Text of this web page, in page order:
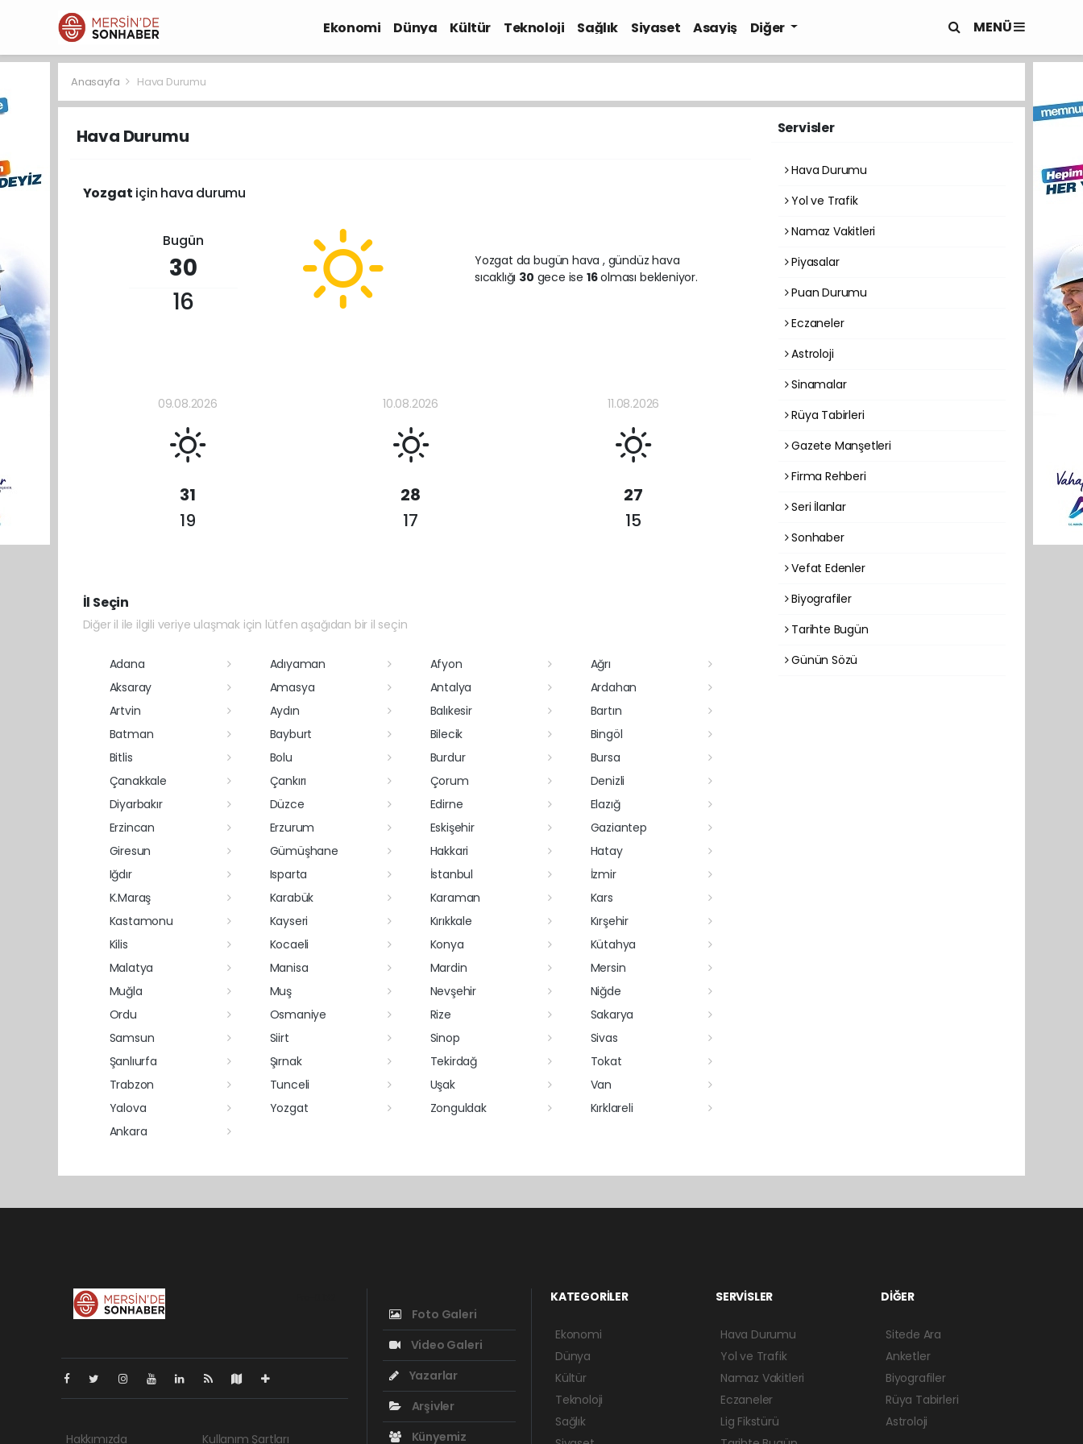
Ekonomi Dünya Kültür Teknoloji Sağlık Siyaset Asayiş Diğer MENÜ
Anasayfa Hava Durumu
Hava Durumu
Yozgat için hava durumu
Bugün
30
16
Yozgat da bugün hava , gündüz hava
sıcaklığı 30 gece ise 16olması bekleniyor.
09.08.2026
31
19
10.08.2026
28
17
11.08.2026
27
15
İl Seçin
Diğer il ile ilgili veriye ulaşmak için lütfen aşağıdan bir il seçin
Adana Adıyaman Afyon
Ağrı
Aksaray
Amasya Antalya
Ardahan
Artvin
Aydın Balıkesir
Bartın
Batman
Bayburt Bilecik
Bingöl
Bitlis
Bolu Burdur
Bursa
Çanakkale
Çankırı Çorum
Denizli
Diyarbakır
Düzce Edirne
Elazığ
Erzincan
Erzurum Eskişehir
Gaziantep
Giresun
Gümüşhane Hakkari
Hatay
Iğdır
Isparta İstanbul
İzmir
K.Maraş
Karabük Karaman
Kars
Kastamonu
Kayseri Kırıkkale
Kırşehir
Kilis
Kocaeli Konya
Kütahya
Malatya
Manisa Mardin
Mersin
Muğla
Muş Nevşehir
Niğde
Ordu
Osmaniye Rize
Sakarya
Samsun
Siirt Sinop
Sivas
Şanlıurfa
Şırnak Tekirdağ
Tokat
Trabzon
Tunceli Uşak
Van
Yalova
Yozgat Zonguldak
Kırklareli
Ankara
Servisler
Hava Durumu
Yol ve Trafik
Namaz Vakitleri
Piyasalar
Puan Durumu
Eczaneler
Astroloji
Sinamalar
Rüya Tabirleri
Gazete Manşetleri
Firma Rehberi
Seri İlanlar
Sonhaber
Vefat Edenler
Biyografiler
Tarihte Bugün
Günün Sözü
Hakkımızda Kullanım Şartları
Foto Galeri
Video Galeri
Yazarlar
Arşivler
Künyemiz
KATEGORİLER
Ekonomi
Dünya
Kültür
Teknoloji
Sağlık
SERVİSLER
Hava Durumu
Yol ve Trafik
Namaz Vakitleri
Eczaneler
Lig Fikstürü
DİĞER
Sitede Ara
Anketler
Biyografiler
Rüya Tabirleri
Astroloji